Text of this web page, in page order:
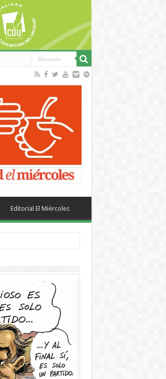
Editorial El Miércoles